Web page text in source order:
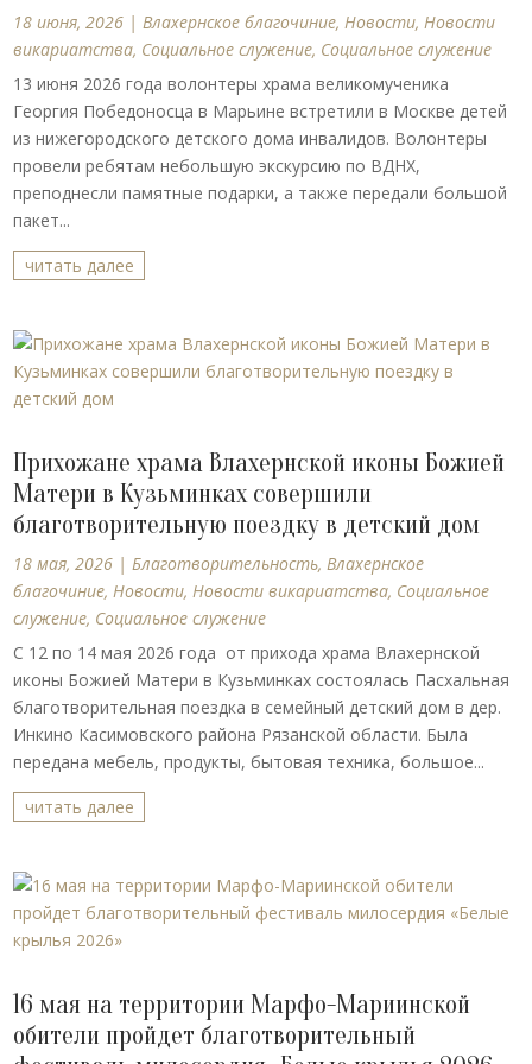
18 июня, 2026 |Влахернское благочиние,Новости,Новости
викариатства, Социальное служение, Социальное служение
13 июня 2026 года волонтеры храма великомученика
Георгия Победоносца в Марьине встретили в Москве детей
из нижегородского детского дома инвалидов. Волонтеры
провели ребятам небольшую экскурсию по ВДНХ,
преподнесли памятные подарки, а также передали большой
пакет...
читать далее
Прихожане храма Влахернской иконы Божией
Матери в Кузьминках совершили
благотворительную поездку в детский дом
18 мая, 2026 |Благотворительность,Влахернское
благочиние,Новости,Новости викариатства, Социальное
служение, Социальное служение
С 12 по 14 мая 2026 года от прихода храма Влахернской
иконы Божией Матери в Кузьминках состоялась Пасхальная
благотворительная поездка в семейный детский дом в дер.
Инкино Касимовского района Рязанской области. Была
передана мебель, продукты, бытовая техника, большое...
читать далее
16 мая на территории Марфо-Мариинской
обители пройдет благотворительный